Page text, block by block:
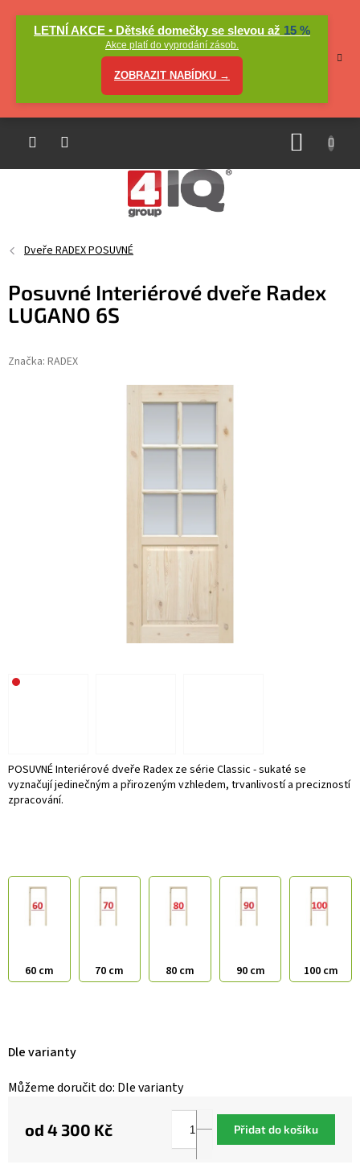
LETNÍ AKCE • Dětské domečky se slevou až 15 %
Akce platí do vyprodání zásob.
ZOBRAZIT NABÍDKU →
Dveře RADEX POSUVNÉ
Posuvné Interiérové dveře Radex
LUGANO 6S
Značka: RADEX
60 cm 70 cm 80 cm 90 cm 100 cm
POSUVNÉ Interiérové dveře Radex ze série Classic - sukaté se
vyznačují jedinečným a přirozeným vzhledem, trvanlivostí a precizností
zpracování.
Můžeme doručit do: Dle varianty
Dle varianty
od 4 300 Kč Přidat do košíku